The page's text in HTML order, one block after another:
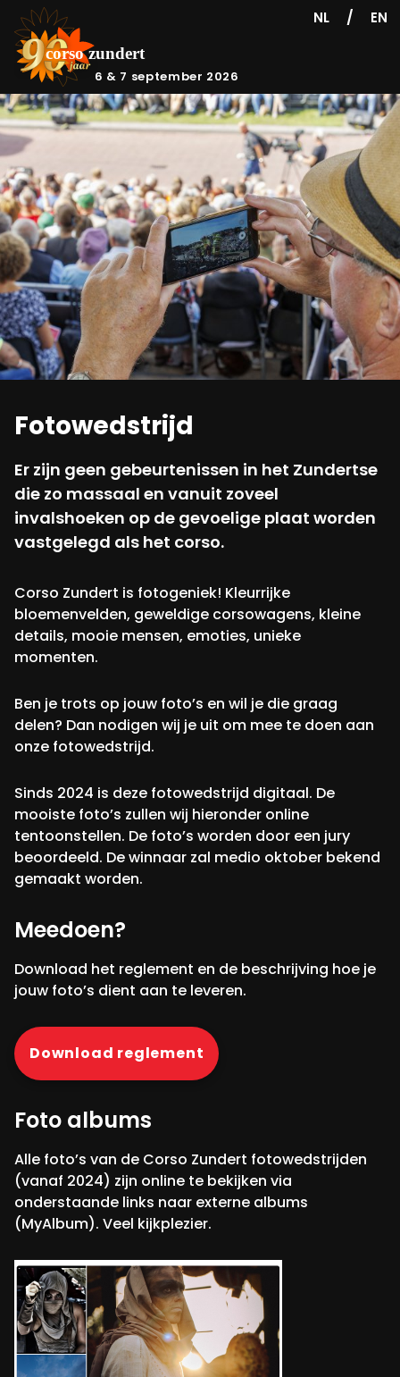
6 & 7 september 2026
NL / EN
Fotowedstrijd
Er zijn geen gebeurtenissen in het Zundertse
die zo massaal en vanuit zoveel
invalshoeken op de gevoelige plaat worden
vastgelegd als het corso.
Corso Zundert is fotogeniek! Kleurrijke
bloemenvelden, geweldige corsowagens, kleine
details, mooie mensen, emoties, unieke
momenten.
Ben je trots op jouw foto’s en wil je die graag
delen? Dan nodigen wij je uit om mee te doen aan
onze fotowedstrijd.
Sinds 2024 is deze fotowedstrijd digitaal. De
mooiste foto’s zullen wij hieronder online
tentoonstellen. De foto’s worden door een jury
beoordeeld. De winnaar zal medio oktober bekend
gemaakt worden.
Meedoen?
Download het reglement en de beschrijving hoe je
jouw foto’s dient aan te leveren.
Download reglement
Foto albums
Alle foto’s van de Corso Zundert fotowedstrijden
(vanaf 2024) zijn online te bekijken via
onderstaande links naar externe albums
(MyAlbum). Veel kijkplezier.